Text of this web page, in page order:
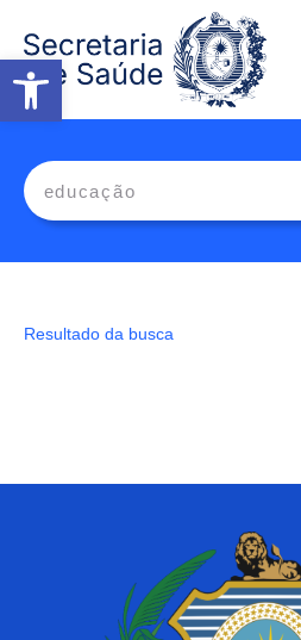
Abrir a barra de
Resultado da busca